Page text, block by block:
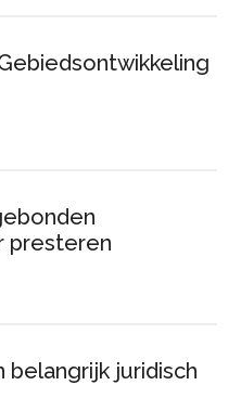
presteren
belangrijk juridisch